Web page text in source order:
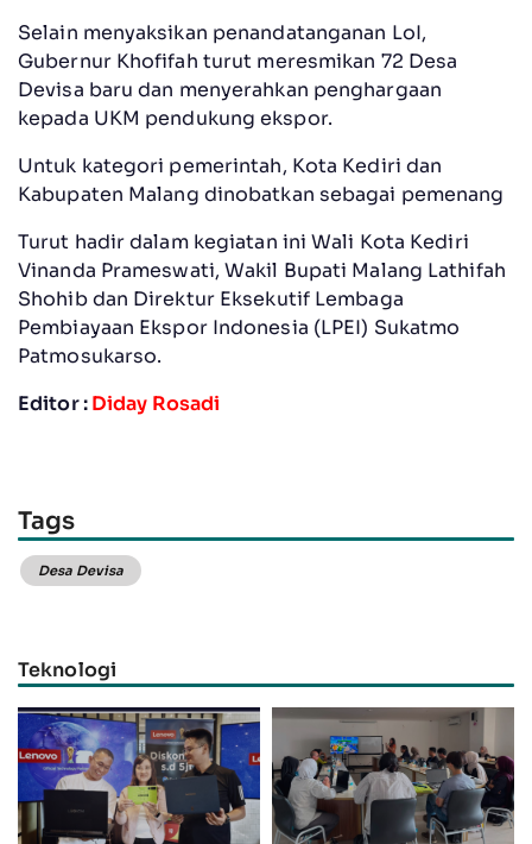
Selain menyaksikan penandatanganan LoI,
Gubernur Khofifah turut meresmikan 72 Desa
Devisa baru dan menyerahkan penghargaan
kepada UKM pendukung ekspor.
Untuk kategori pemerintah, Kota Kediri dan
Kabupaten Malang dinobatkan sebagai pemenang
Turut hadir dalam kegiatan ini Wali Kota Kediri
Vinanda Prameswati, Wakil Bupati Malang Lathifah
Shohib dan Direktur Eksekutif Lembaga
Pembiayaan Ekspor Indonesia (LPEI) Sukatmo
Patmosukarso.
Editor :Diday Rosadi
Tags
Desa Devisa
Teknologi